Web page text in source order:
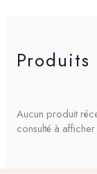
Produits
Aucun produit
consulté à afficher